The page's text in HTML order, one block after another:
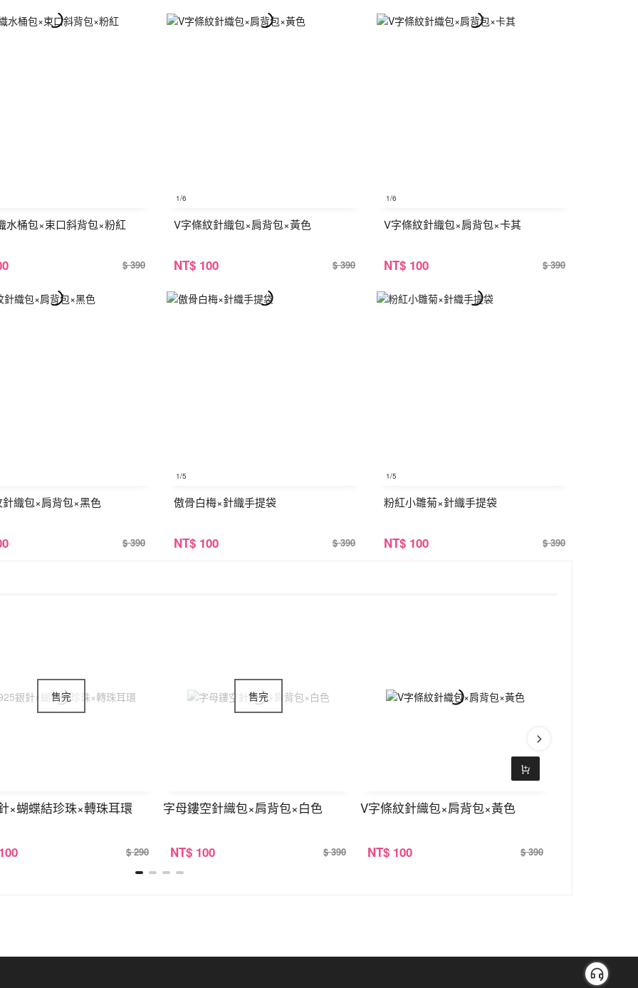
水桶包×束口斜背包×粉紅
$ 390
1/6
V字條紋針織包×肩背包×黃色
NT$ 100 $ 390
1/6
V字條紋針織包×肩背包×卡其
NT$ 100 $ 390
織包×肩背包×黑色
$ 390
1/5
傲骨白梅×針織手提袋
NT$ 100 $ 390
1/5
粉紅小雛菊×針織手提袋
NT$ 100 $ 390
×蝴蝶結珍珠×轉珠耳環
$ 290
字母鏤空針織包×肩背包×白色
NT$ 100 $ 390
V字條紋針織包×肩背包×黃色
NT$ 100 $ 390